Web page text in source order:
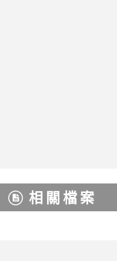
相關檔案